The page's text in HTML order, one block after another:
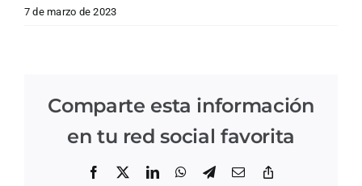
7 de marzo de 2023
Comparte esta información
en tu red social favorita
Facebook LinkedInWhatsApp
Telegram
Correo